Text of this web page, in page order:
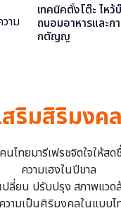
เทคนิคตั้งโต๊ะ ไหว้
ถนอมอาหารและก
กตัญญู
สริมสิริมงคล
ไทยมารีเฟรชจิตใจให้ส
ความเฮงในปีขาล
ปลี่ยน ปรับปรุง สภาพแวด
วามเป็นศิริมงคลในแบบไ